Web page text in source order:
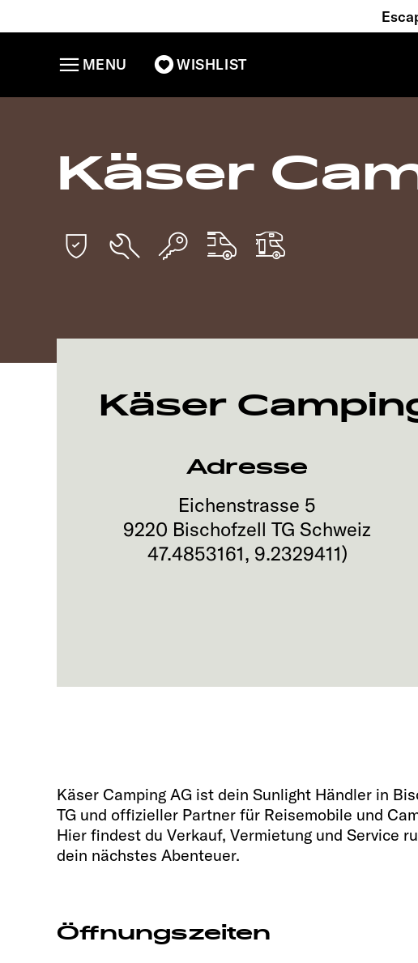
WISHLIST
MENU
Käser
Käser
Adresse
Eichenstrasse 5
9220 Bischofzell TG Schweiz
47.4853161, 9.2329411)
Käser Camping AG ist dein Sunlight Händler in
TG und offizieller Partner für Reisemobile und
Hier findest du Verkauf, Vermietung und Service
dein nächstes Abenteuer.
Öffnungszeiten